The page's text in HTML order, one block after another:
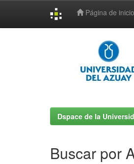
Página de inicio
Dspace de la
Buscar por